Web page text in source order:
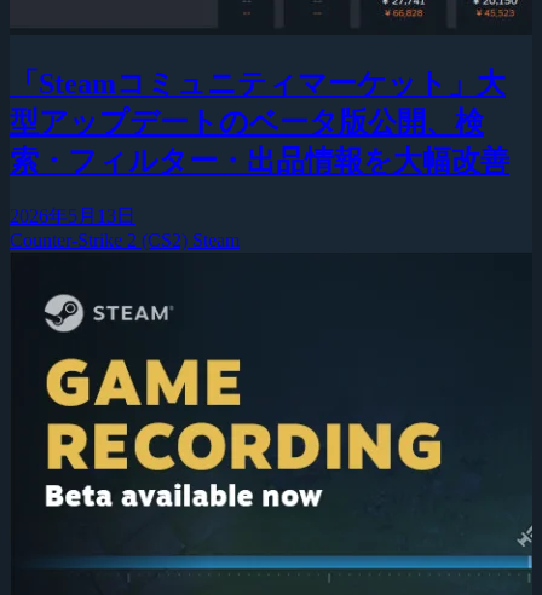
「Steamコミュニティマーケット」大
型アップデートのベータ版公開、検
索・フィルター・出品情報を大幅改善
2026年5月13日
Counter-Strike 2 (CS2) Steam